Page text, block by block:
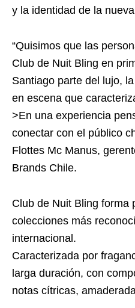
y la identidad de la
“Quisimos que las
Club de Nuit Bling en
Santiago parte del lujo,
en escena que
>En una experiencia
conectar con el público
Flottes Mc Manus,
Brands Chile.
Club de Nuit Bling forma
colecciones más
internacional.
Caracterizada por
larga duración, con
notas cítricas,